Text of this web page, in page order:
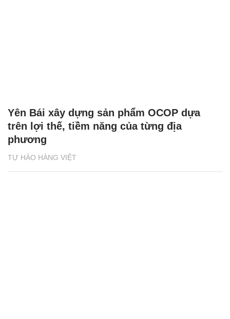
TỰ HÀO HÀNG VIỆT
Yên Bái xây dựng sản phẩm OCOP dựa
trên lợi thế, tiềm năng của từng địa
phương